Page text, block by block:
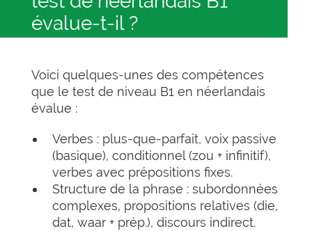
évalue-t-il ?
Voici quelques-unes des compétences
que le test de niveau B1 en néerlandais
évalue :
Verbes : plus-que-parfait, voix passive
(basique), conditionnel (zou + infinitif),
verbes avec prépositions fixes.
Structure de la phrase : subordonnées
complexes, propositions relatives (die,
dat, waar + prép.), discours indirect.